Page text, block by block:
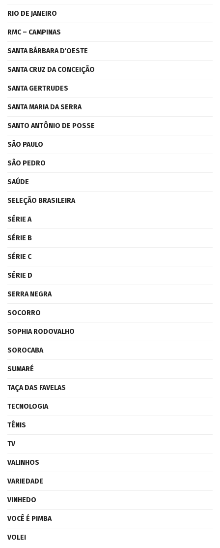
RIO DE JANEIRO
RMC – CAMPINAS
SANTA BÁRBARA D'OESTE
SANTA CRUZ DA CONCEIÇÃO
SANTA GERTRUDES
SANTA MARIA DA SERRA
SANTO ANTÔNIO DE POSSE
SÃO PAULO
SÃO PEDRO
SAÚDE
SELEÇÃO BRASILEIRA
SÉRIE A
SÉRIE B
SÉRIE C
SÉRIE D
SERRA NEGRA
SOCORRO
SOPHIA RODOVALHO
SOROCABA
SUMARÉ
TAÇA DAS FAVELAS
TECNOLOGIA
TÊNIS
TV
VALINHOS
VARIEDADE
VINHEDO
VOCÊ É PIMBA
VOLEI